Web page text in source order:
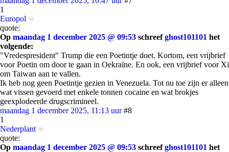
1
Europol
quote:
Op maandag 1 december 2025 @ 09:53 schreefghost101101 het
volgende:
"Vredespresident" Trump die een Poetintje doet. Kortom, een vrijbrief
voor Poetin om door te gaan in Oekraïne. En ook, een vrijbrief voor Xi
om Taiwan aan te vallen.
Ik heb nog geen Poetintje gezien in Venezuela. Tot nu toe zijn er alleen
wat vissen gevoerd met enkele tonnen cocaine en wat brokjes
geexplodeerde drugscrimineel.
maandag 1 december 2025, 11:13 uur #8
1
Nederplant
quote:
Op maandag 1 december 2025 @ 09:53 schreefghost101101 het